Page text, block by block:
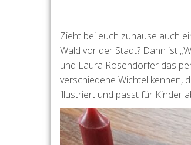
Zieht bei euch zuhause auch
Wald vor der Stadt? Dann ist
und Laura Rosendorfer das
verschiedene Wichtel kennen,
illustriert und passt für Kinder